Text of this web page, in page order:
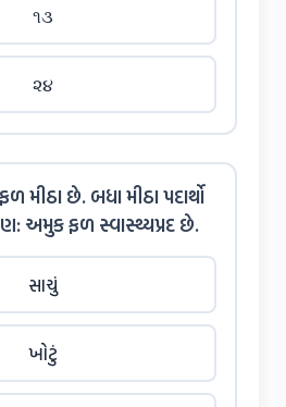
૧૩
૨૪
મીઠા છે. બધા મીઠા પદાર્થો
અમુક ફળ સ્વાસ્થ્યપ્રદ છે.
સાચું
ખોટું